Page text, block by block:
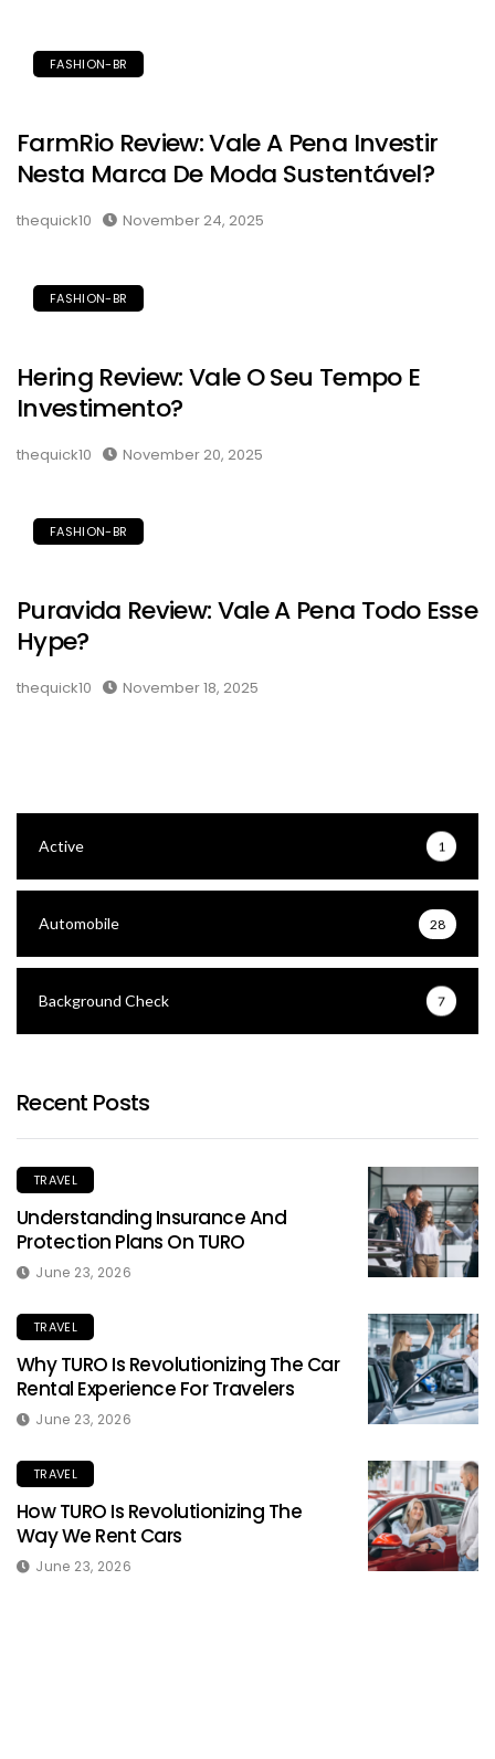
FASHION-BR
FarmRio Review: Vale A Pena Investir
Nesta Marca De Moda Sustentável?
thequick10 November 24, 2025
FASHION-BR
Hering Review: Vale O Seu Tempo E
Investimento?
thequick10 November 20, 2025
FASHION-BR
Puravida Review: Vale A Pena Todo Esse
Hype?
thequick10 November 18, 2025
Active 1
Automobile 28
Background Check 7
Recent Posts
TRAVEL
Understanding Insurance And
Protection Plans On TURO
June 23, 2026
TRAVEL
Why TURO Is Revolutionizing The Car
Rental Experience For Travelers
June 23, 2026
TRAVEL
How TURO Is Revolutionizing The
Way We Rent Cars
June 23, 2026